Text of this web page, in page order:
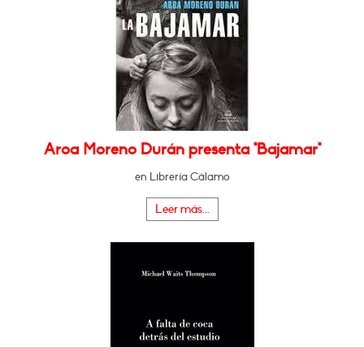
Aroa Moreno Durán presenta "Bajamar"
en Librería Cálamo
Leer más...